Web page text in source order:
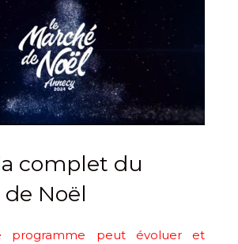
complet du
Noël
programme peut évoluer et